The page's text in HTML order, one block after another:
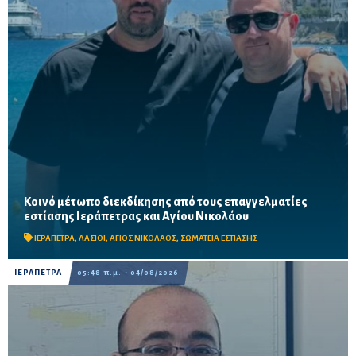
Κοινό μέτωπο διεκδίκησης από τους επαγγελματίες
εστίασης Ιεράπετρας και Αγίου Νικολάου
ΙΕΡΑΠΕΤΡΑ, ΛΑΣΙΘΙ, ΑΓΙΟΣ ΝΙΚΟΛΑΟΣ, ΣΩΜΑΤΕΙΑ ΕΣΤΙΑΣΗΣ
Μιχελαράκης και Γιαπιτζάκης συζήτησαν για τους ελέγχους
ηχορύπανσης, τις επιπτώσεις των έργων στον ΒΟΑΚ και την
οικονομική πίεση στον κλάδο – Στο επίκεντρο η επ...
ΙΕΡΑΠΕΤΡΑ 05:48 π.μ. - 04/08/2026